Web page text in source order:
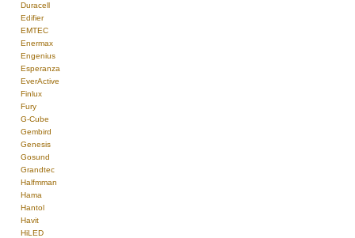
Duracell
Edifier
EMTEC
Enermax
Engenius
Esperanza
EverActive
Finlux
Fury
G-Cube
Gembird
Genesis
Gosund
Grandtec
Halfmman
Hama
Hantol
Havit
HiLED